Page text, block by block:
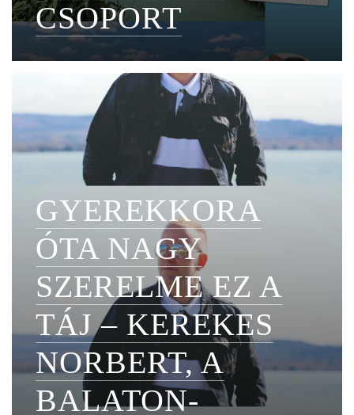
CSOPORT
GYEREKKORA
ÓTA NAGY
SZERELME EZ A
TÁJ – KEREKES
NORBERT, A
BALATON-